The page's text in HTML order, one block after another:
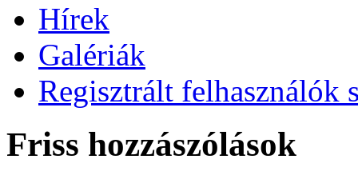
Hírek
Galériák
Regisztrált felhasználók
Friss hozzászólások